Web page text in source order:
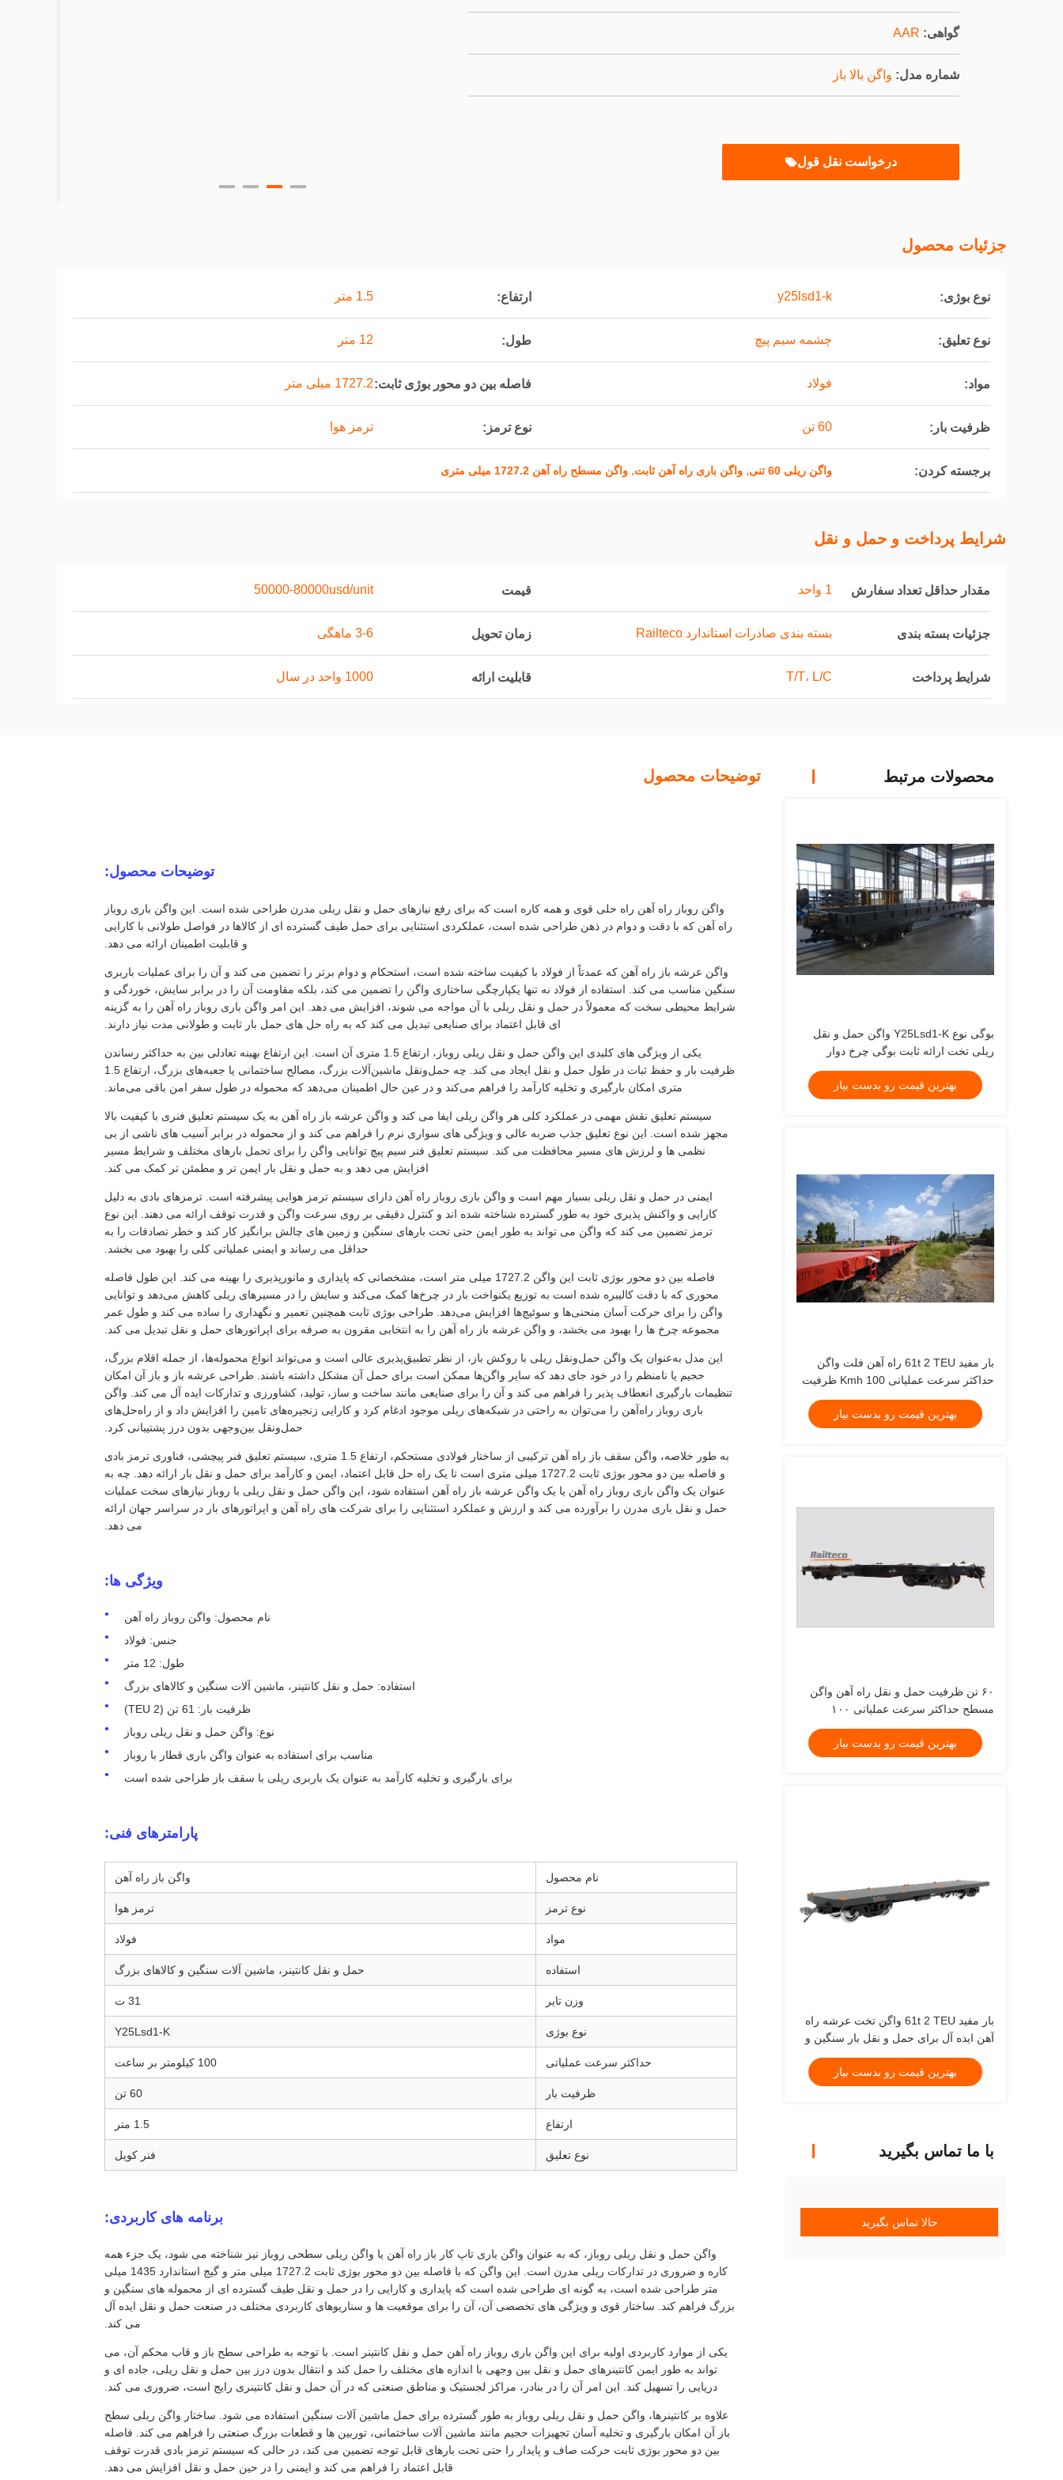
گواهی: AAR
شماره مدل: واگن بالا باز
درخواست نقل قول
جزئیات محصول
نوع بوژی: y25lsd1-k ارتفاع: 1.5 متر
نوع تعلیق: چشمه سیم پیچ طول: 12 متر
مواد: فولاد فاصله بین دو محور بوژی ثابت:1727.2 میلی متر
ظرفیت بار: 60 تن نوع ترمز: ترمز هوا
برجسته کردن: واگن ریلی 60 تنی , واگن باری راه آهن ثابت, واگن مسطح راه آهن 1727.2 میلی متری
شرایط پرداخت و حمل و نقل
مقدار حداقل تعداد سفارش 1 واحد قیمت 50000-80000usd/unit
جزئیات بسته بندی بسته بندی صادرات استاندارد Railteco زمان تحویل 3-6 ماهگی
شرایط پرداخت T/T، L/C قابلیت ارائه 1000 واحد در سال
محصولات مرتبط
بوگی نوع Y25Lsd1-K واگن حمل و نقل
ریلی تخت ارائه ثابت بوگی چرخ دوار
1727.2mm طراحی شده برای حمل و نقل
بار سنگینبهترین قیمت رو بدست بیار
بار مفید 61t 2 TEU راه آهن فلت واگن
حداکثر سرعت عملیاتی 100 Kmh ظرفیت
بهترین قیمت رو بدست بیار
۶۰ تن ظرفیت حمل و نقل راه آهن واگن
مسطح حداکثر سرعت عملیاتی ۱۰۰
کیلومتر در ساعت عرض ۳ متر راه حل
حمل و نقل سنگین راه آهن
بهترین قیمت رو بدست بیار
بار مفید 61t 2 TEU واگن تخت عرشه راه
آهن ایده آل برای حمل و نقل بار سنگین و
عملیات لجستیک صنعتی
بهترین قیمت رو بدست بیار
با ما تماس بگیرید
حالا تماس بگیرید
توضیحات محصول
توضیحات محصول:
واگن روباز راه آهن راه حلی قوی و همه کاره است که برای رفع نیازهای حمل و نقل ریلی مدرن طراحی شده است. این واگن باری روباز
راه آهن که با دقت و دوام در ذهن طراحی شده است، عملکردی استثنایی برای حمل طیف گسترده ای از کالاها در فواصل طولانی با کارایی
و قابلیت اطمینان ارائه می دهد.
واگن عرشه باز راه آهن که عمدتاً از فولاد با کیفیت ساخته شده است، استحکام و دوام برتر را تضمین می کند و آن را برای عملیات باربری
سنگین مناسب می کند. استفاده از فولاد نه تنها یکپارچگی ساختاری واگن را تضمین می کند، بلکه مقاومت آن را در برابر سایش، خوردگی و
شرایط محیطی سخت که معمولاً در حمل و نقل ریلی با آن مواجه می شوند، افزایش می دهد. این امر واگن باری روباز راه آهن را به گزینه
ای قابل اعتماد برای صنایعی تبدیل می کند که به راه حل های حمل بار ثابت و طولانی مدت نیاز دارند.
یکی از ویژگی های کلیدی این واگن حمل و نقل ریلی روباز، ارتفاع 1.5 متری آن است. این ارتفاع بهینه تعادلی بین به حداکثر رساندن
ظرفیت بار و حفظ ثبات در طول حمل و نقل ایجاد می کند. چه حمل‌ونقل ماشین‌آلات بزرگ، مصالح ساختمانی یا جعبه‌های بزرگ، ارتفاع 1.5
متری امکان بارگیری و تخلیه کارآمد را فراهم می‌کند و در عین حال اطمینان می‌دهد که محموله در طول سفر امن باقی می‌ماند.
سیستم تعلیق نقش مهمی در عملکرد کلی هر واگن ریلی ایفا می کند و واگن عرشه باز راه آهن به یک سیستم تعلیق فنری با کیفیت بالا
مجهز شده است. این نوع تعلیق جذب ضربه عالی و ویژگی های سواری نرم را فراهم می کند و از محموله در برابر آسیب های ناشی از بی
نظمی ها و لرزش های مسیر محافظت می کند. سیستم تعلیق فنر سیم پیچ توانایی واگن را برای تحمل بارهای مختلف و شرایط مسیر
افزایش می دهد و به حمل و نقل بار ایمن تر و مطمئن تر کمک می کند.
ایمنی در حمل و نقل ریلی بسیار مهم است و واگن باری روباز راه آهن دارای سیستم ترمز هوایی پیشرفته است. ترمزهای بادی به دلیل
کارایی و واکنش پذیری خود به طور گسترده شناخته شده اند و کنترل دقیقی بر روی سرعت واگن و قدرت توقف ارائه می دهند. این نوع
ترمز تضمین می کند که واگن می تواند به طور ایمن حتی تحت بارهای سنگین و زمین های چالش برانگیز کار کند و خطر تصادفات را به
حداقل می رساند و ایمنی عملیاتی کلی را بهبود می بخشد.
فاصله بین دو محور بوژی ثابت این واگن 1727.2 میلی متر است، مشخصاتی که پایداری و مانورپذیری را بهینه می کند. این طول فاصله
محوری که با دقت کالیبره شده است به توزیع یکنواخت بار در چرخ‌ها کمک می‌کند و سایش را در مسیرهای ریلی کاهش می‌دهد و توانایی
واگن را برای حرکت آسان منحنی‌ها و سوئیچ‌ها افزایش می‌دهد. طراحی بوژی ثابت همچنین تعمیر و نگهداری را ساده می کند و طول عمر
مجموعه چرخ ها را بهبود می بخشد، و واگن عرشه باز راه آهن را به انتخابی مقرون به صرفه برای اپراتورهای حمل و نقل تبدیل می کند.
این مدل به‌عنوان یک واگن حمل‌ونقل ریلی با روکش باز، از نظر تطبیق‌پذیری عالی است و می‌تواند انواع محموله‌ها، از جمله اقلام بزرگ،
حجیم یا نامنظم را در خود جای دهد که سایر واگن‌ها ممکن است برای حمل آن مشکل داشته باشند. طراحی عرشه باز و باز آن امکان
تنظیمات بارگیری انعطاف پذیر را فراهم می کند و آن را برای صنایعی مانند ساخت و ساز، تولید، کشاورزی و تدارکات ایده آل می کند. واگن
باری روباز راه‌آهن را می‌توان به راحتی در شبکه‌های ریلی موجود ادغام کرد و کارایی زنجیره‌های تامین را افزایش داد و از راه‌حل‌های
حمل‌ونقل بین‌وجهی بدون درز پشتیبانی کرد.
به طور خلاصه، واگن سقف باز راه آهن ترکیبی از ساختار فولادی مستحکم، ارتفاع 1.5 متری، سیستم تعلیق فنر پیچشی، فناوری ترمز بادی
و فاصله بین دو محور بوژی ثابت 1727.2 میلی متری است تا یک راه حل قابل اعتماد، ایمن و کارآمد برای حمل و نقل بار ارائه دهد. چه به
عنوان یک واگن باری روباز راه آهن یا یک واگن عرشه باز راه آهن استفاده شود، این واگن حمل و نقل ریلی با روباز نیازهای سخت عملیات
حمل و نقل باری مدرن را برآورده می کند و ارزش و عملکرد استثنایی را برای شرکت های راه آهن و اپراتورهای بار در سراسر جهان ارائه
می دهد.
ویژگی ها:
نام محصول: واگن روباز راه آهن
جنس: فولاد
طول: 12 متر
استفاده: حمل و نقل کانتینر، ماشین آلات سنگین و کالاهای بزرگ
ظرفیت بار: 61 تن (2 TEU)
نوع: واگن حمل و نقل ریلی روباز
مناسب برای استفاده به عنوان واگن باری قطار با روباز
برای بارگیری و تخلیه کارآمد به عنوان یک باربری ریلی با سقف باز طراحی شده است
پارامترهای فنی:
نام محصول واگن باز راه آهن
نوع ترمز ترمز هوا
مواد فولاد
استفاده حمل و نقل کانتینر، ماشین آلات سنگین و کالاهای بزرگ
وزن تایر 31 ت
نوع بوژی Y25Lsd1-K
حداکثر سرعت عملیاتی 100 کیلومتر بر ساعت
ظرفیت بار 60 تن
ارتفاع 1.5 متر
نوع تعلیق فنر کویل
برنامه های کاربردی:
واگن حمل و نقل ریلی روباز، که به عنوان واگن باری تاپ کار باز راه آهن یا واگن ریلی سطحی روباز نیز شناخته می شود، یک جزء همه
کاره و ضروری در تدارکات ریلی مدرن است. این واگن که با فاصله بین دو محور بوژی ثابت 1727.2 میلی متر و گیج استاندارد 1435 میلی
متر طراحی شده است، به گونه ای طراحی شده است که پایداری و کارایی را در حمل و نقل طیف گسترده ای از محموله های سنگین و
بزرگ فراهم کند. ساختار قوی و ویژگی های تخصصی آن، آن را برای موقعیت ها و سناریوهای کاربردی مختلف در صنعت حمل و نقل ایده آل
می کند.
یکی از موارد کاربردی اولیه برای این واگن باری روباز راه آهن حمل و نقل کانتینر است. با توجه به طراحی سطح باز و قاب محکم آن، می
تواند به طور ایمن کانتینرهای حمل و نقل بین وجهی با اندازه های مختلف را حمل کند و انتقال بدون درز بین حمل و نقل ریلی، جاده ای و
دریایی را تسهیل کند. این امر آن را در بنادر، مراکز لجستیک و مناطق صنعتی که در آن حمل و نقل کانتینری رایج است، ضروری می کند.
علاوه بر کانتینرها، واگن حمل و نقل ریلی روباز به طور گسترده برای حمل ماشین آلات سنگین استفاده می شود. ساختار واگن ریلی سطح
باز آن امکان بارگیری و تخلیه آسان تجهیزات حجیم مانند ماشین آلات ساختمانی، توربین ها و قطعات بزرگ صنعتی را فراهم می کند. فاصله
بین دو محور بوژی ثابت حرکت صاف و پایدار را حتی تحت بارهای قابل توجه تضمین می کند، در حالی که سیستم ترمز بادی قدرت توقف
قابل اعتماد را فراهم می کند و ایمنی را در حین حمل و نقل افزایش می دهد.